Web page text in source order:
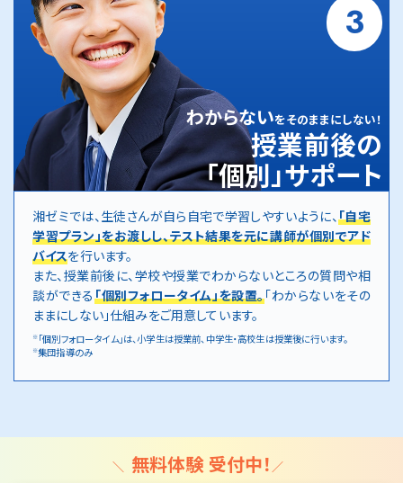
3
わからないをそのままにしない！
授業前後の
「個別」サポート
湘ゼミでは、生徒さんが自ら自宅で学習しやすいように、「自宅
学習プラン」をお渡しし、テスト結果を元に講師が個別でアド
バイスを行います。
また、授業前後に、学校や授業でわからないところの質問や相
談ができる「個別フォロータイム」を設置。「わからないをその
ままにしない」仕組みをご用意しています。
※ 「個別フォロータイム」は、小学生は授業前、中学生・高校生は授業後に行います。
※集団指導のみ
無料体験 受付中！